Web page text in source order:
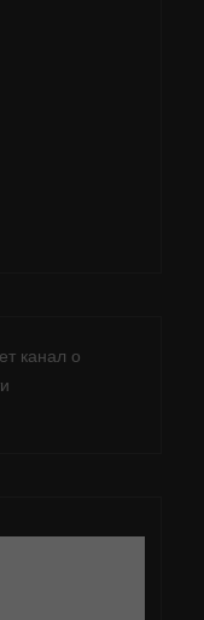
канал о